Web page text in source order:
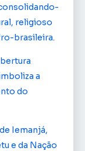
religioso
brasileira.
a
do
Iemanjá,
e da Nação